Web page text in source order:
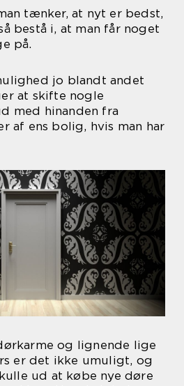
tænker, at nyt er bedst,
bestå i, at man får noget
på.
jo blandt andet
at skifte nogle
med hinanden fra
af ens bolig, hvis man har
og lignende lige
er det ikke umuligt, og
ud at købe nye døre